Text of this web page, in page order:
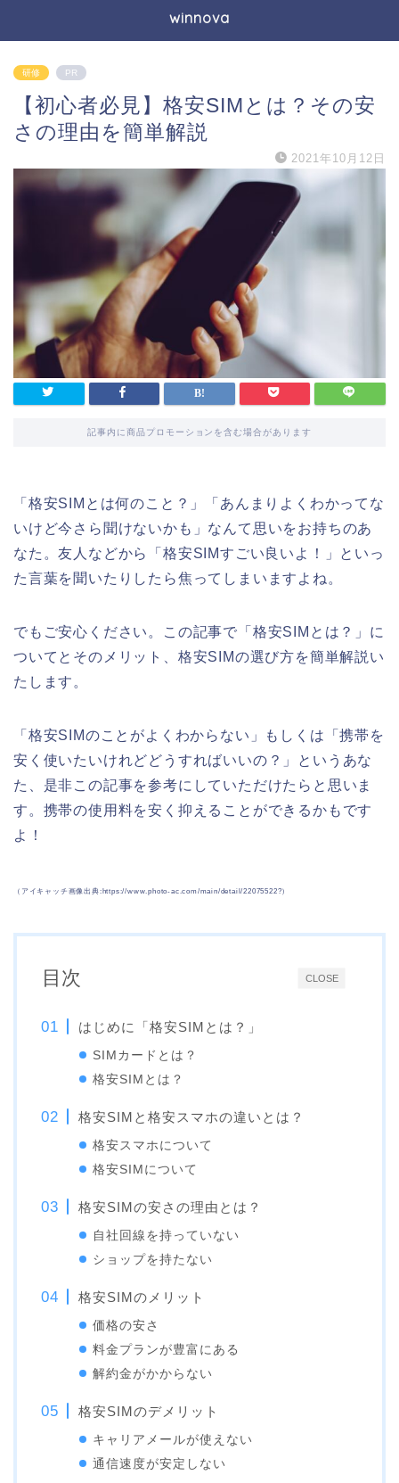
winnova
研修 PR
【初心者必見】格安SIMとは？その安
さの理由を簡単解説
2021年10月12日
記事内に商品プロモーションを含む場合があります
「格安SIMとは何のこと？」「あんまりよくわかってな
いけど今さら聞けないかも」なんて思いをお持ちのあ
なた。友人などから「格安SIMすごい良いよ！」といっ
た言葉を聞いたりしたら焦ってしまいますよね。
でもご安心ください。この記事で「格安SIMとは？」に
ついてとそのメリット、格安SIMの選び方を簡単解説い
たします。
「格安SIMのことがよくわからない」もしくは「携帯を
安く使いたいけれどどうすればいいの？」というあな
た、是非この記事を参考にしていただけたらと思いま
す。携帯の使用料を安く抑えることができるかもです
よ！
（アイキャッチ画像出典:https://www.photo-ac.com/main/detail/22075522?）
CLOSE
目次
はじめに「格安SIMとは？」
SIMカードとは？
格安SIMとは？
格安SIMと格安スマホの違いとは？
格安スマホについて
格安SIMについて
格安SIMの安さの理由とは？
自社回線を持っていない
ショップを持たない
格安SIMのメリット
価格の安さ
料金プランが豊富にある
解約金がかからない
格安SIMのデメリット
キャリアメールが使えない
通信速度が安定しない